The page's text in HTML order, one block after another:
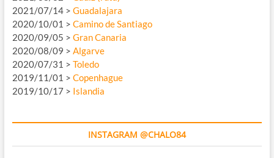
2021/07/14 > Guadalajara
2020/10/01 > Camino de Santiago
2020/09/05 > Gran Canaria
2020/08/09 > Algarve
2020/07/31 > Toledo
2019/11/01 > Copenhague
2019/10/17 > Islandia
INSTAGRAM @CHALO84